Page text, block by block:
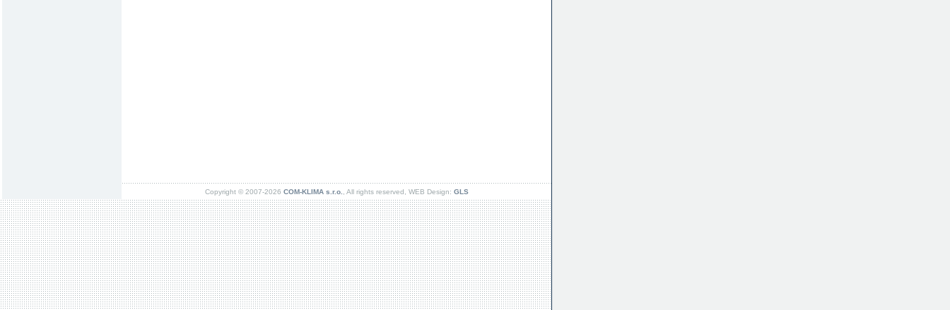
Copyright © 2007-2026 COM-KLIMA s.r.o. , All rights reserved, WEB Design: GLS